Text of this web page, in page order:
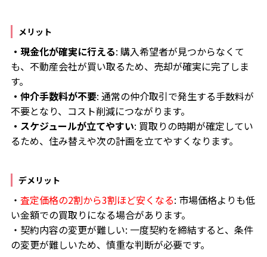
メリット
・現金化が確実に行える: 購入希望者が見つからなくて
も、不動産会社が買い取るため、売却が確実に完了しま
す。
・仲介手数料が不要: 通常の仲介取引で発生する手数料が
不要となり、コスト削減につながります。
・スケジュールが立てやすい: 買取りの時期が確定してい
るため、住み替えや次の計画を立てやすくなります。
デメリット
・ 査定価格の2割から3割ほど安くなる: 市場価格よりも低
い金額での買取りになる場合があります。
・契約内容の変更が難しい: 一度契約を締結すると、条件
の変更が難しいため、慎重な判断が必要です。